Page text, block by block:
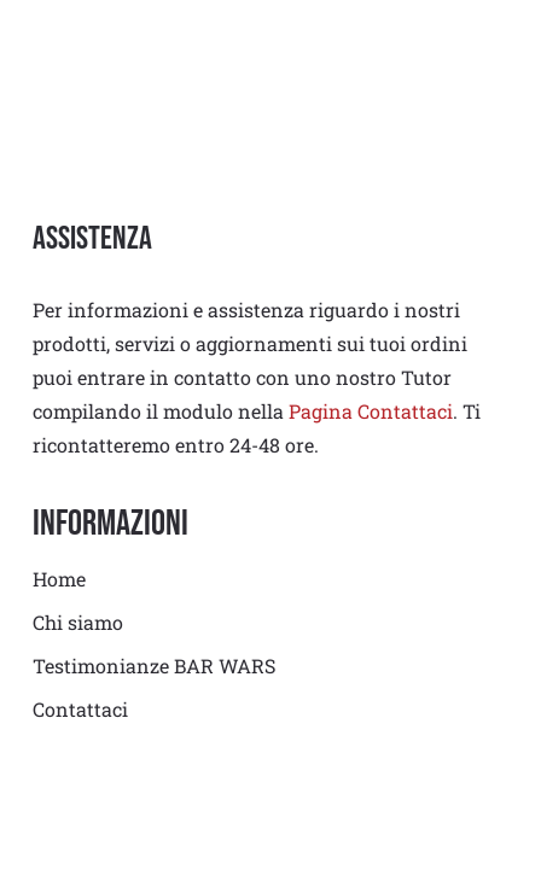
Assistenza
Per informazioni e assistenza riguardo i nostri
prodotti, servizi o aggiornamenti sui tuoi ordini
puoi entrare in contatto con uno nostro Tutor
compilando il modulo nella Pagina Contattaci. Ti
ricontatteremo entro 24-48 ore.
Informazioni
Home
Chi siamo
Testimonianze BAR WARS
Contattaci